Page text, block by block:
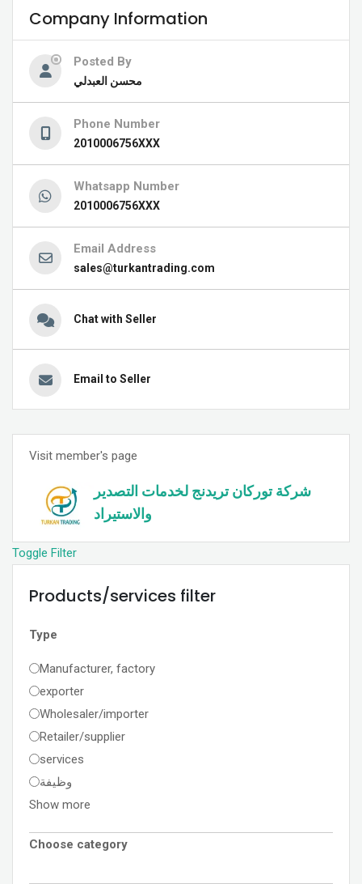
Company Information
Posted By
محسن العبدلي
Phone Number
2010006756XXX
Whatsapp Number
2010006756XXX
Email Address
sales@turkantrading.com
Chat with Seller
Email to Seller
Visit member's page
شركة توركان تريدنج لخدمات التصدیر
والاستیراد
Toggle Filter
Products/services filter
Type
Manufacturer, factory
exporter
Wholesaler/importer
Retailer/supplier
services
وظيفة
Show more
Choose category